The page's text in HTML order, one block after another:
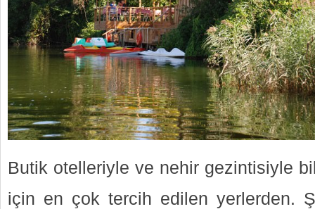
Butik otelleriyle ve nehir gezintisiyle
için en çok tercih edilen yerlerden.